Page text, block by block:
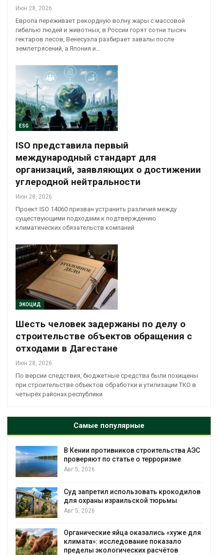
Июн 28, 2026
Европа переживает рекордную волну жары с массовой
гибелью людей и животных, в России горят сотни тысяч
гектаров лесов, Венесуэла разбирает завалы после
землетрясений, а Япония и…
ESG
ISO представила первый
международный стандарт для
организаций, заявляющих о достижении
углеродной нейтральности
Июн 28, 2026
Проект ISO 14060 призван устранить различия между
существующими подходами к подтверждению
климатических обязательств компаний
ЭКОЦИД
Шесть человек задержаны по делу о
строительстве объектов обращения с
отходами в Дагестане
Июн 28, 2026
По версии следствия, бюджетные средства были похищены
при строительстве объектов обработки и утилизации ТКО в
четырёх районах республики
Самые популярные
В Кении противников строительства АЭС
проверяют по статье о терроризме
Авг 5, 2026
Суд запретил использовать крокодилов
для охраны израильской тюрьмы
Авг 5, 2026
Органические яйца оказались «хуже для
климата»: исследование показало
пределы экологических расчётов